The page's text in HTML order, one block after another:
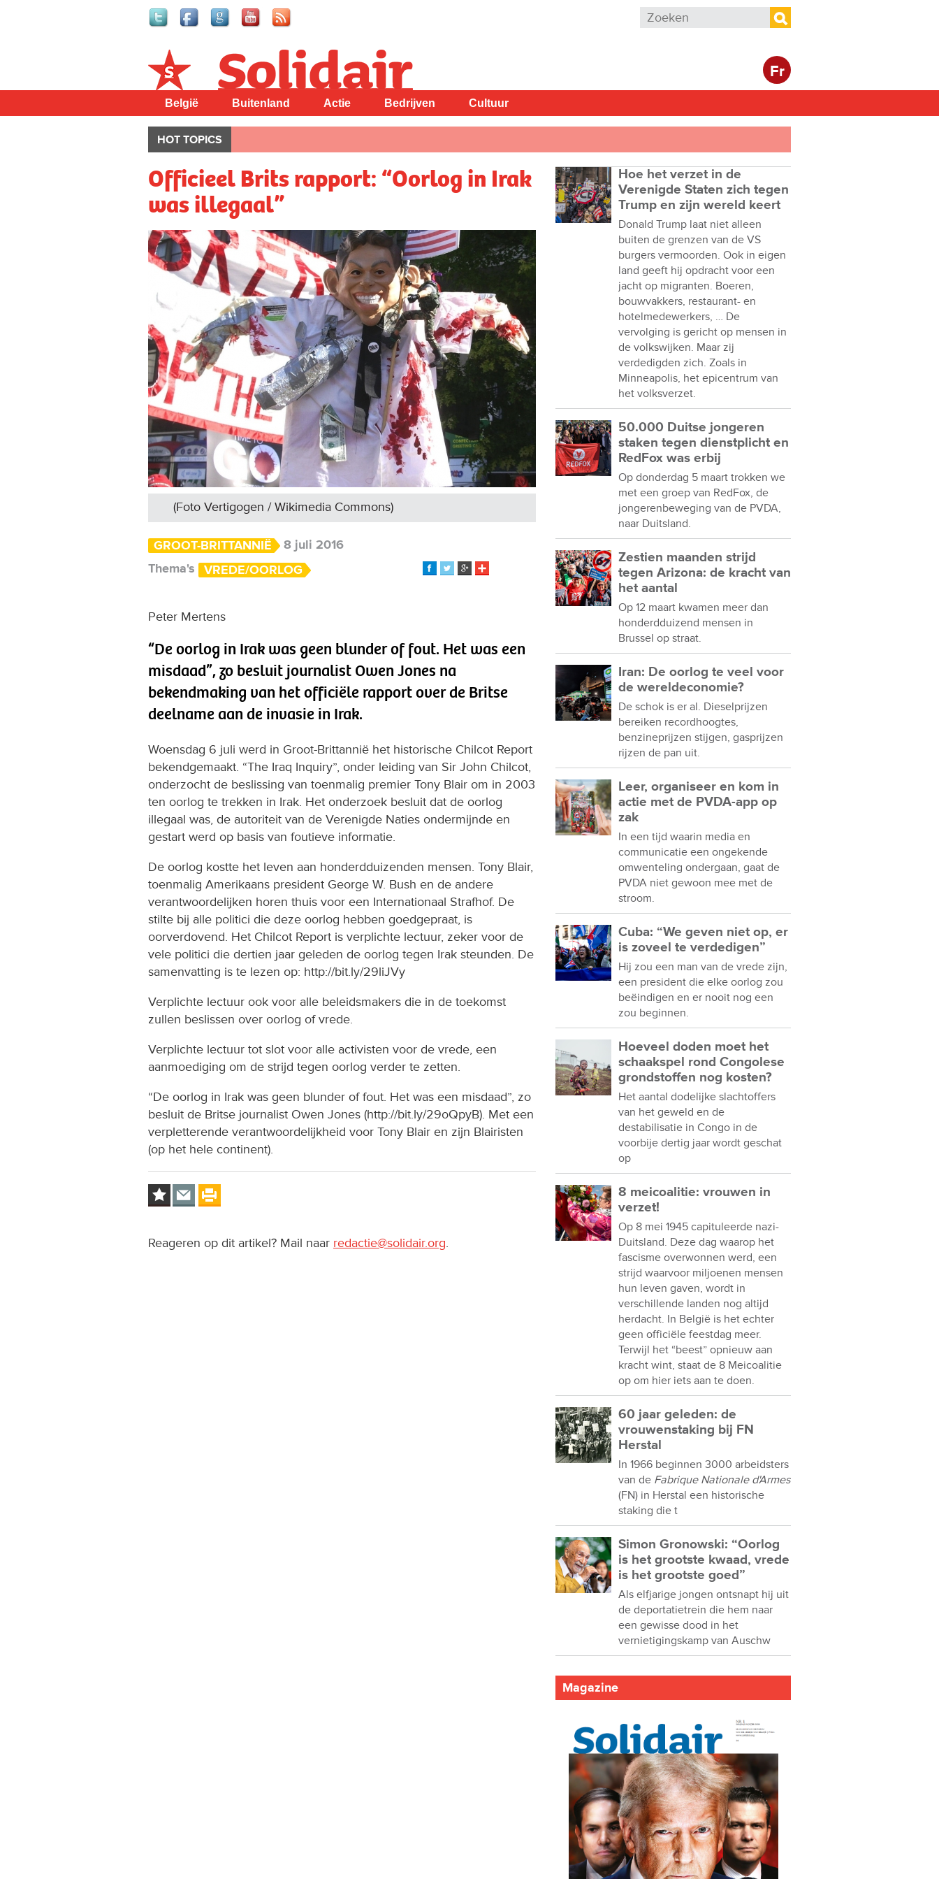
Zoekveld
Zoeken
Fr
Solidair
België Buitenland Actie Bedrijven Cultuur
HOT TOPICS
Officieel Brits rapport: “Oorlog in Irak
was illegaal”
(Foto Vertigogen / Wikimedia Commons)
GROOT-BRITTANNIË
8 juli 2016
Thema's
VREDE/OORLOG
Peter Mertens
“De oorlog in Irak was geen blunder of fout. Het was een
misdaad”, zo besluit journalist Owen Jones na
bekendmaking van het officiële rapport over de Britse
deelname aan de invasie in Irak.
Woensdag 6 juli werd in Groot-Brittannië het historische ‪‎Chilcot Report
bekendgemaakt. “The Iraq Inquiry”, onder leiding van Sir John Chilcot,
onderzocht de beslissing van toenmalig premier Tony Blair om in 2003
ten oorlog te trekken in Irak. Het onderzoek besluit dat de oorlog
illegaal was, de autoriteit van de Verenigde Naties ondermijnde en
gestart werd op basis van foutieve informatie.
De oorlog kostte het leven aan honderdduizenden mensen. Tony Blair,
toenmalig Amerikaans president George W. Bush en de andere
verantwoordelijken horen thuis voor een Internationaal Strafhof. De
stilte bij alle politici die deze oorlog hebben goedgepraat, is
oorverdovend. Het Chilcot Report is verplichte lectuur, zeker voor de
vele politici die dertien jaar geleden de oorlog tegen Irak steunden. De
samenvatting is te lezen op: http://bit.ly/29liJVy
Verplichte lectuur ook voor alle beleidsmakers die in de toekomst
zullen beslissen over oorlog of vrede.
Verplichte lectuur tot slot voor alle activisten voor de vrede, een
aanmoediging om de strijd tegen oorlog verder te zetten.
“De oorlog in Irak was geen blunder of fout. Het was een misdaad”, zo
besluit de Britse journalist Owen Jones (http://bit.ly/29oQpyB). Met een
verpletterende verantwoordelijkheid voor Tony Blair en zijn Blairisten
(op het hele continent).
Reageren op dit artikel? Mail naar redactie@solidair.org.
Hoe het verzet in de
Verenigde Staten zich tegen
Trump en zijn wereld keert
Donald Trump laat niet alleen
buiten de grenzen van de VS
burgers vermoorden. Ook in eigen
land geeft hij opdracht voor een
jacht op migranten. Boeren,
bouwvakkers, restaurant- en
hotelmedewerkers, … De
vervolging is gericht op mensen in
de volkswijken. Maar zij
verdedigden zich. Zoals in
Minneapolis, het epicentrum van
het volksverzet.
50.000 Duitse jongeren
staken tegen dienstplicht en
RedFox was erbij
Op donderdag 5 maart trokken we
met een groep van RedFox, de
jongerenbeweging van de PVDA,
naar Duitsland.
Zestien maanden strijd
tegen Arizona: de kracht van
het aantal
Op 12 maart kwamen meer dan
honderdduizend mensen in
Brussel op straat.
Iran: De oorlog te veel voor
de wereldeconomie?
De schok is er al. Dieselprijzen
bereiken recordhoogtes,
benzineprijzen stijgen, gasprijzen
rijzen de pan uit.
Leer, organiseer en kom in
actie met de PVDA-app op
zak
In een tijd waarin media en
communicatie een ongekende
omwenteling ondergaan, gaat de
PVDA niet gewoon mee met de
stroom.
Cuba: “We geven niet op, er
is zoveel te verdedigen”
Hij zou een man van de vrede zijn,
een president die elke oorlog zou
beëindigen en er nooit nog een
zou beginnen.
Hoeveel doden moet het
schaakspel rond Congolese
grondstoffen nog kosten?
Het aantal dodelijke slachtoffers
van het geweld en de
destabilisatie in Congo in de
voorbije dertig jaar wordt geschat
op
8 meicoalitie: vrouwen in
verzet!
Op 8 mei 1945 capituleerde nazi-
Duitsland. Deze dag waarop het
fascisme overwonnen werd, een
strijd waarvoor miljoenen mensen
hun leven gaven, wordt in
verschillende landen nog altijd
herdacht. In België is het echter
geen officiële feestdag meer.
Terwijl het “beest” opnieuw aan
kracht wint, staat de 8 Meicoalitie
op om hier iets aan te doen.
60 jaar geleden: de
vrouwenstaking bij FN
Herstal
In 1966 beginnen 3000 arbeidsters
van de Fabrique Nationale d'Armes
(FN) in Herstal een historische
staking die t
Simon Gronowski: “Oorlog
is het grootste kwaad, vrede
is het grootste goed”
Als elfjarige jongen ontsnapt hij uit
de deportatietrein die hem naar
een gewisse dood in het
vernietigingskamp van Auschw
Magazine